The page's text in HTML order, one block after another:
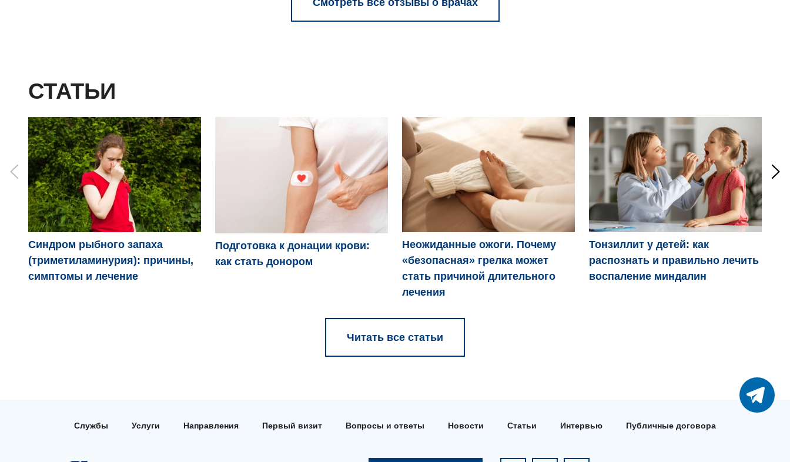
Смотреть все отзывы о врачах
СТАТЬИ
Синдром рыбного запаха
(триметиламинурия): причины,
симптомы и лечение
Подготовка к донации крови:
как стать донором
Неожиданные ожоги. Почему
«безопасная» грелка может
стать причиной длительного
лечения
Тонзиллит у детей: как
распознать и правильно лечить
воспаление миндалин
Читать все статьи
Службы Услуги Направления Первый визит Вопросы и ответы Новости Статьи Интервью Публичные договора